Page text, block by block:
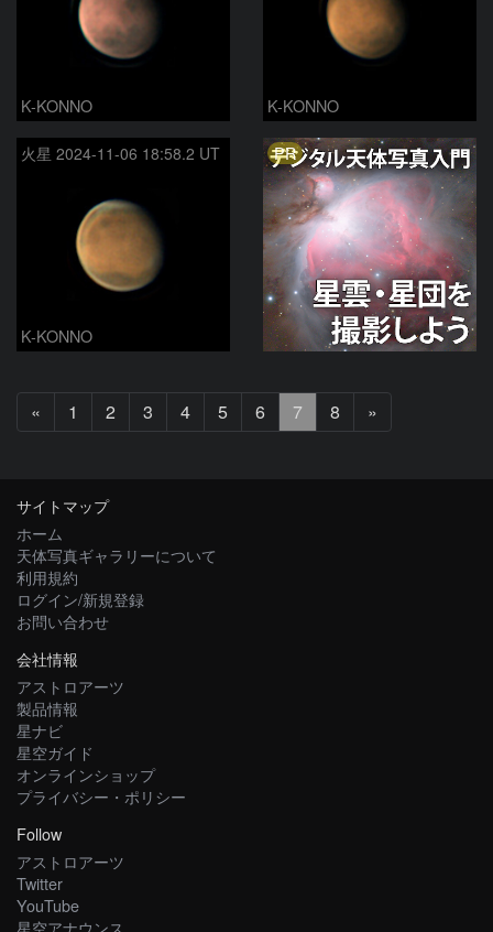
K-KONNO K-KONNO
火星 2024-11-06 18:58.2 UT
K-KONNO
PR
«
へ
1 2 3 4 5 6 7 8 »
へ
サイトマップ
ホーム
天体写真ギャラリーについて
利用規約
ログイン/新規登録
お問い合わせ
会社情報
アストロアーツ
製品情報
星ナビ
星空ガイド
オンラインショップ
プライバシー・ポリシー
Follow
アストロアーツ
Twitter
YouTube
星空アナウンス